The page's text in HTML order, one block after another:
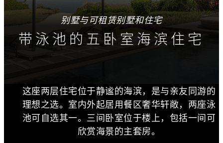
别墅与可租赁别墅和住宅
带泳池的五卧室海滨住宅
这座两层住宅位于静谧的海滨，是与亲友同游的
理想之选。室内外起居用餐区奢华轩敞，两座泳
池可自选其一。三间卧室位于楼上，包括一间可
欣赏海景的主套房。